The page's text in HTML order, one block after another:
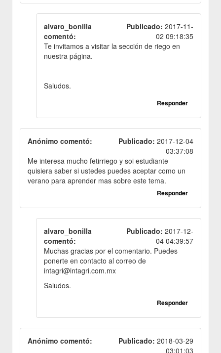
alvaro_bonilla
comentó:
Publicado: 2017-11-
02 09:18:35
Te invitamos a visitar la sección de riego en
nuestra página.
Saludos.
Responder
Anónimo comentó: Publicado: 2017-12-04
03:37:08
Me interesa mucho fetirriego y soi estudiante
quisiera saber si ustedes puedes aceptar como un
verano para aprender mas sobre este tema.
Responder
alvaro_bonilla
comentó:
Publicado: 2017-12-
04 04:39:57
Muchas gracias por el comentario. Puedes
ponerte en contacto al correo de
intagri@intagri.com.mx
Saludos.
Responder
Anónimo comentó: Publicado: 2018-03-29
03:01:03